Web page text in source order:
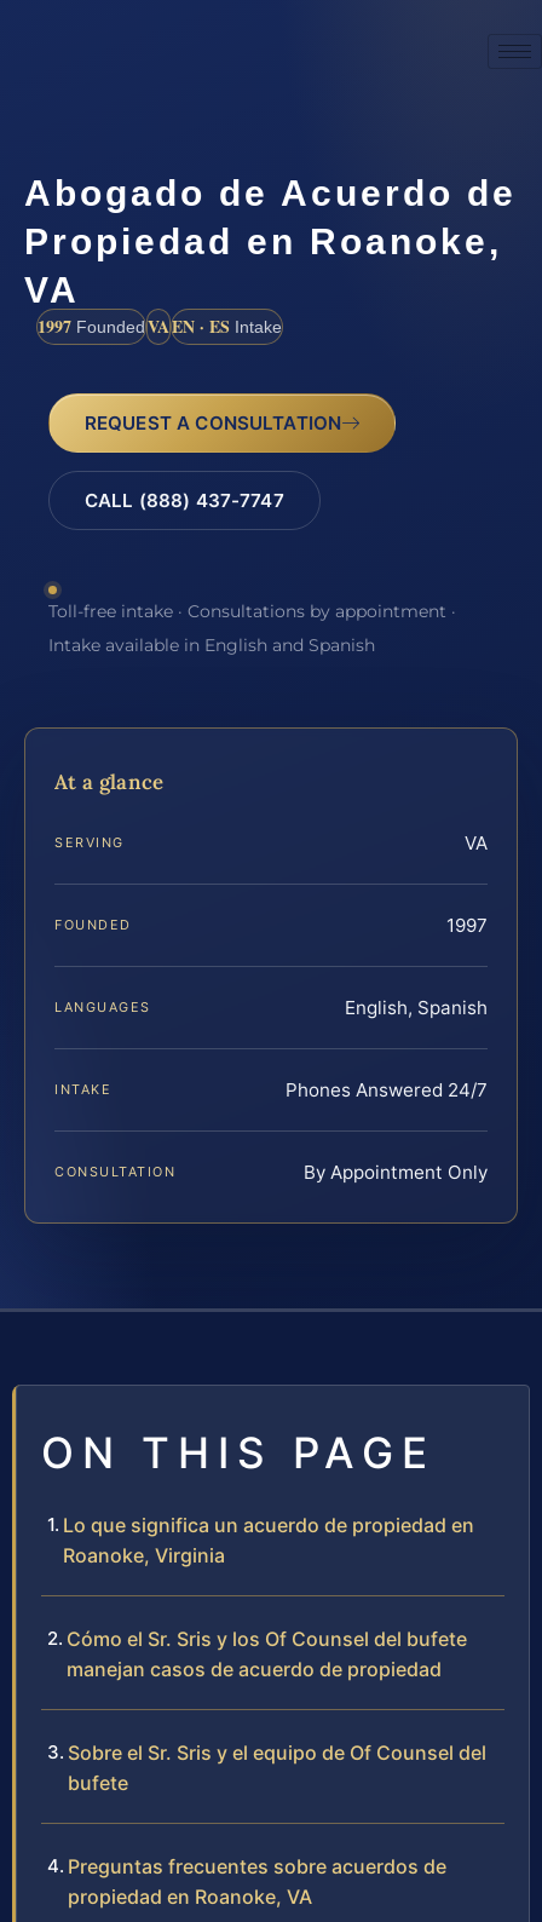
Abogado de Acuerdo de
Propiedad en Roanoke,
VA
1997 FoundedVAEN · ES Intake
REQUEST A CONSULTATION
CALL (888) 437-7747
Toll-free intake · Consultations by appointment ·
Intake available in English and Spanish
At a glance
SERVING VA
FOUNDED 1997
LANGUAGES English, Spanish
INTAKE Phones Answered 24/7
CONSULTATION By Appointment Only
ON THIS PAGE
Lo que significa un acuerdo de propiedad en
Roanoke, Virginia
Cómo el Sr. Sris y los Of Counsel del bufete
manejan casos de acuerdo de propiedad
Sobre el Sr. Sris y el equipo de Of Counsel del
bufete
Preguntas frecuentes sobre acuerdos de
propiedad en Roanoke, VA